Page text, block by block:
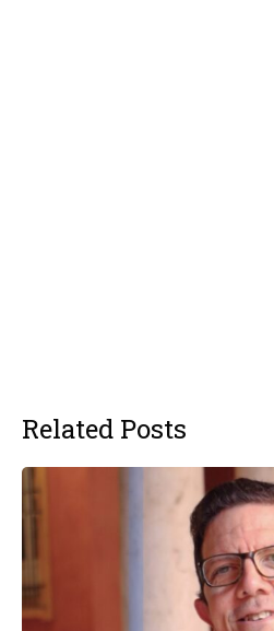
Related Posts